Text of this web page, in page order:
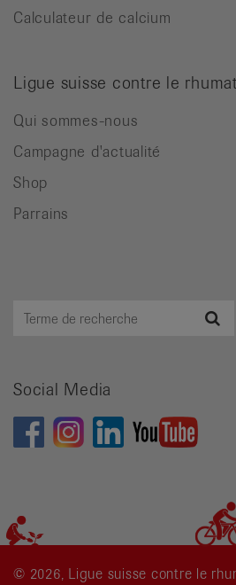
Calculateur de calcium
Ligue suisse contre le
Qui sommes-nous
Campagne d'actualité
Shop
Parrains
Terme
Social Media
© 2026, Ligue suisse contre le